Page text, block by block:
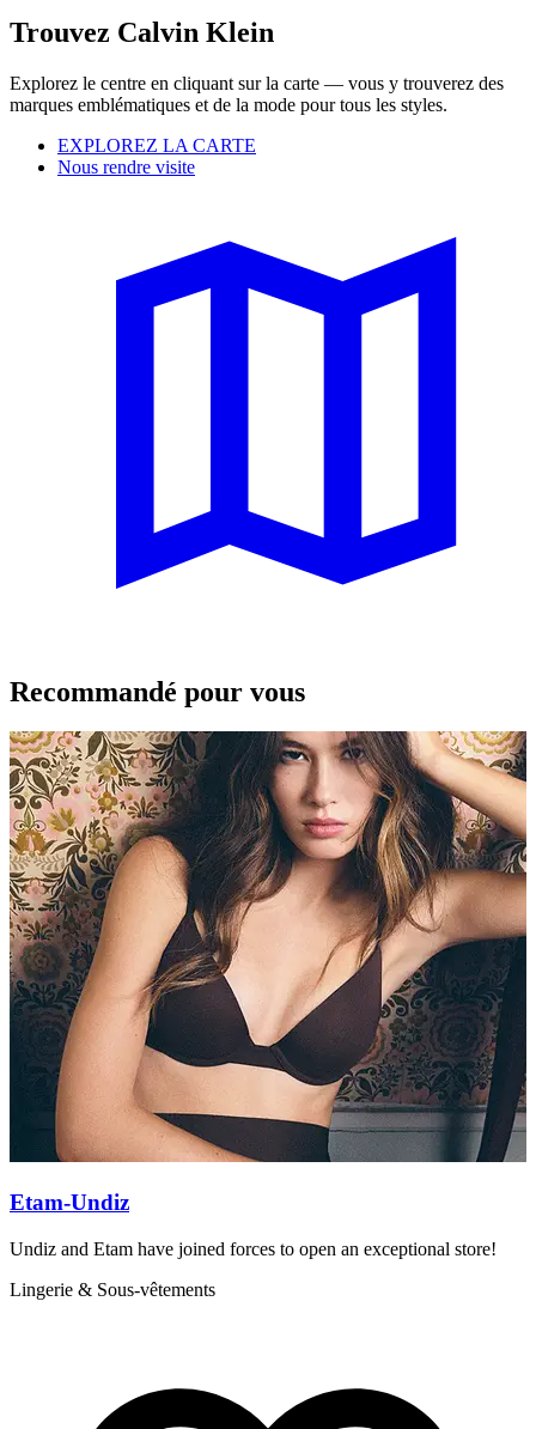
Trouvez Calvin Klein
Explorez le centre en cliquant sur la carte — vous y trouverez des
marques emblématiques et de la mode pour tous les styles.
EXPLOREZ LA CARTE
Nous rendre visite
Recommandé pour vous
Etam-Undiz
Undiz and Etam have joined forces to open an exceptional store!
Lingerie & Sous-vêtements